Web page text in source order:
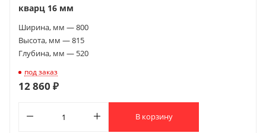
кварц 16 мм
Ширина, мм — 800
Высота, мм — 815
Глубина, мм — 520
под заказ
12 860 ₽
В корзину